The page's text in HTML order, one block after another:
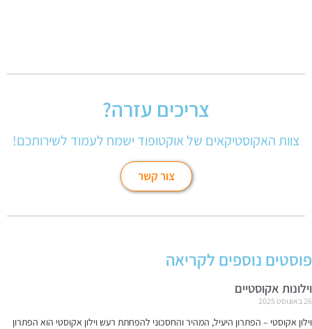
צריכים עזרה?
צוות האקוסטיקאים של אוקטופוד ישמח לעמוד לשירותכם!
צור קשר
פוסטים נוספים לקריאה
וילונות אקוסטיים
26 באוגוסט 2025
וילון אקוסטי – הפתרון היעיל, המהיר והחסכוני להפחתת רעש וילון אקוסטי הוא הפתרון